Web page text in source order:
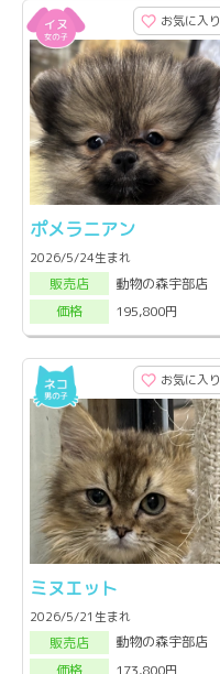
お気に入り
ポメラニアン
2026/5/24生まれ
販売店
動物の森宇部店
価格
195,800円
お気に入り
ミヌエット
2026/5/21生まれ
販売店
動物の森宇部店
173,800円